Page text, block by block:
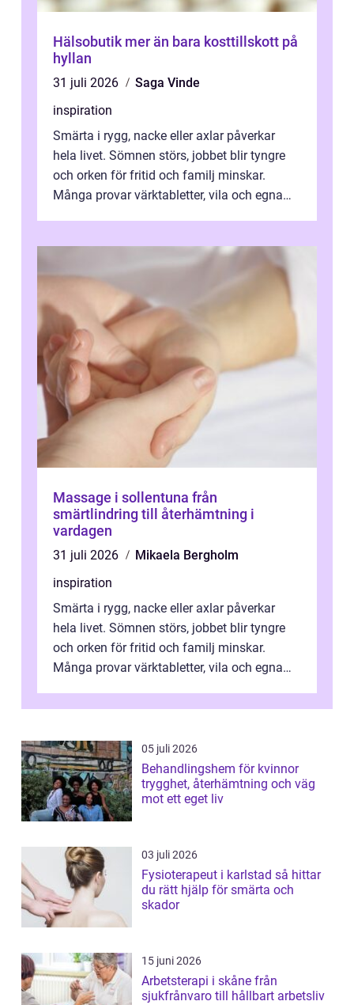
Hälsobutik mer än bara kosttillskott på
hyllan
31 juli 2026
Saga Vinde
inspiration
Smärta i rygg, nacke eller axlar påverkar
hela livet. Sömnen störs, jobbet blir tyngre
och orken för fritid och familj minskar.
Många provar värktabletter, vila och egna
Massage i sollentuna från
smärtlindring till återhämtning i
vardagen
31 juli 2026
Mikaela Bergholm
inspiration
Smärta i rygg, nacke eller axlar påverkar
hela livet. Sömnen störs, jobbet blir tyngre
och orken för fritid och familj minskar.
Många provar värktabletter, vila och egna
05 juli 2026
Behandlingshem för kvinnor
trygghet, återhämtning och väg
mot ett eget liv
03 juli 2026
Fysioterapeut i karlstad så hittar
du rätt hjälp för smärta och
skador
15 juni 2026
Arbetsterapi i skåne från
sjukfrånvaro till hållbart arbetsliv